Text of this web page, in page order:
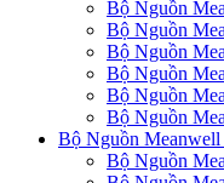
Bộ Nguồn
Bộ Nguồn
Bộ Nguồn
Bộ Nguồn
Bộ Nguồn
Bộ Nguồn
Bộ Nguồn
Bộ Nguồn